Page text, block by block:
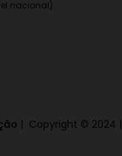
nacional)
| Copyright © 2024 |